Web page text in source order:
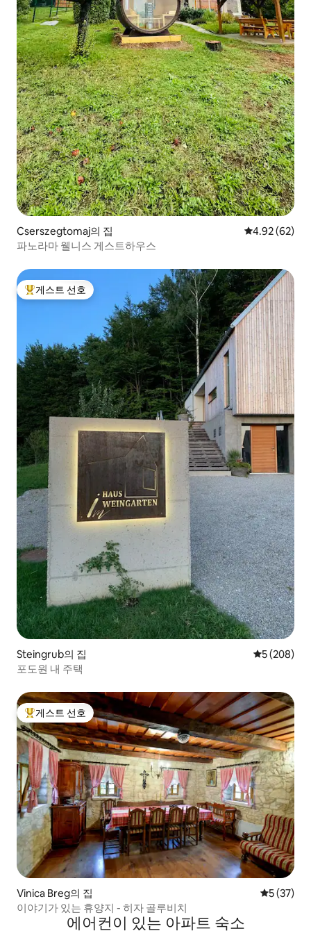
Cserszegtomaj의 집 평점 4.92점(5
4.92 (62)
파노라마 웰니스 게스트하우스
상위 게스트 선호
게스트 선호
Steingrub의 집 평점 5점(5
5 (208)
포도원 내 주택
상위 게스트 선호
게스트 선호
Vinica Breg의 집 평점 5점
5 (37)
이야기가 있는 휴양지 - 히자 골루비치
에어컨이 있는 아파트 숙소